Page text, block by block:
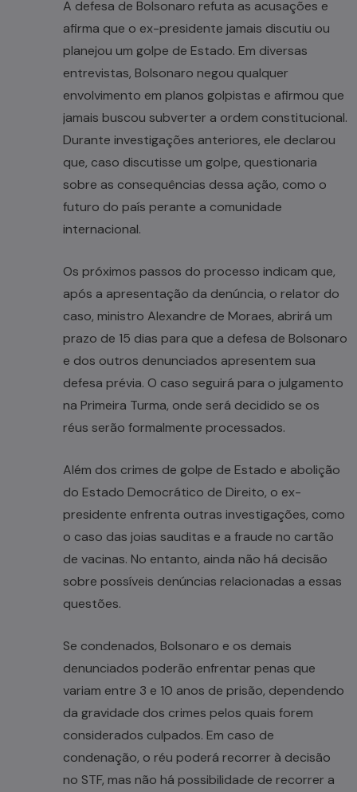
A defesa de Bolsonaro refuta as acusações e
afirma que o ex-presidente jamais discutiu ou
planejou um golpe de Estado. Em diversas
entrevistas, Bolsonaro negou qualquer
envolvimento em planos golpistas e afirmou que
jamais buscou subverter a ordem constitucional.
Durante investigações anteriores, ele declarou
que, caso discutisse um golpe, questionaria
sobre as consequências dessa ação, como o
futuro do país perante a comunidade
internacional.
Os próximos passos do processo indicam que,
após a apresentação da denúncia, o relator do
caso, ministro Alexandre de Moraes, abrirá um
prazo de 15 dias para que a defesa de Bolsonaro
e dos outros denunciados apresentem sua
defesa prévia. O caso seguirá para o julgamento
na Primeira Turma, onde será decidido se os
réus serão formalmente processados.
Além dos crimes de golpe de Estado e abolição
do Estado Democrático de Direito, o ex-
presidente enfrenta outras investigações, como
o caso das joias sauditas e a fraude no cartão
de vacinas. No entanto, ainda não há decisão
sobre possíveis denúncias relacionadas a essas
questões.
Se condenados, Bolsonaro e os demais
denunciados poderão enfrentar penas que
variam entre 3 e 10 anos de prisão, dependendo
da gravidade dos crimes pelos quais forem
considerados culpados. Em caso de
condenação, o réu poderá recorrer à decisão
no STF, mas não há possibilidade de recorrer a